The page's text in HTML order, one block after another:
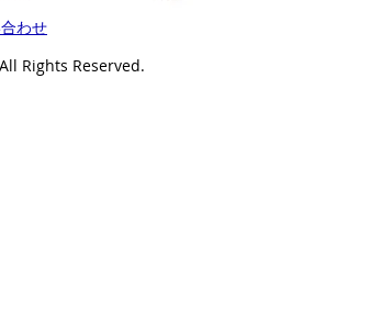
わせ
Rights Reserved.